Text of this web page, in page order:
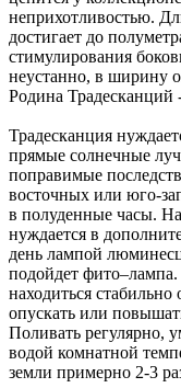
неприхотливостью.
достигает до
стимулирования
неустанно, в ширину
Родина
Традесканция
прямые солнечные
поправимые
восточных или юго-
в полуденные часы.
нуждается в
день лампой
подойдет
находиться
опускать или
Поливать регулярно,
водой комнатной
земли примерно 2-3